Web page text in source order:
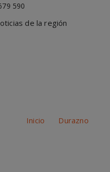
590
de la región
Inicio Durazno